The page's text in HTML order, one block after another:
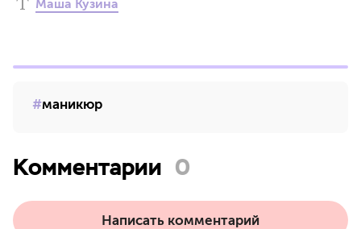
Маша Кузина
маникюр
Комментарии 0
Написать комментарий